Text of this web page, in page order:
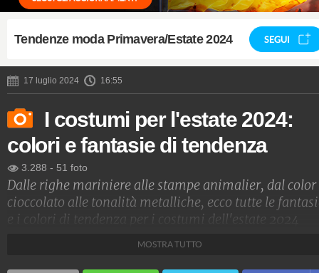
Tendenze moda Primavera/Estate 2024 SEGUI
17 luglio 2024 16:55
I costumi per l'estate 2024:
colori e fantasie di tendenza
3.288 - 51 foto
Dalle righe mariniere alle stampe animalier, dal color
cioccolato alle tonalità metalliche, ecco tutte le
e i colori di tendenza per i costumi dell'estate 2024
MOSTRA TUTTO